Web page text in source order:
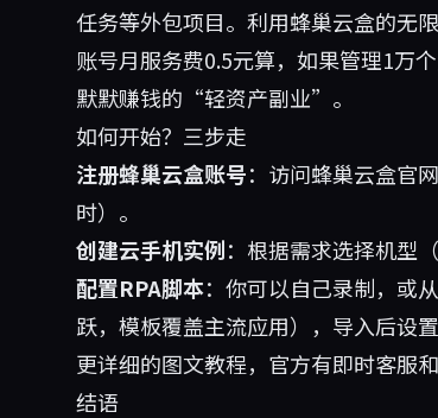
任务等外包项目。利用蜂巢云盒的无
账号月服务费0.5元算，如果管理1万
默默赚钱的“轻资产副业”。
如何开始？三步走
注册蜂巢云盒账号：访问蜂巢云盒官
时）。
创建云手机实例：根据需求选择机型
配置RPA脚本：你可以自己录制，或
跃，模板覆盖主流应用），导入后设
更详细的图文教程，官方有即时客服
结语